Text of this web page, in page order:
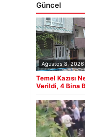
Güncel
Ağustos 8, 2026
Temel Kazısı
Verildi, 4 Bina